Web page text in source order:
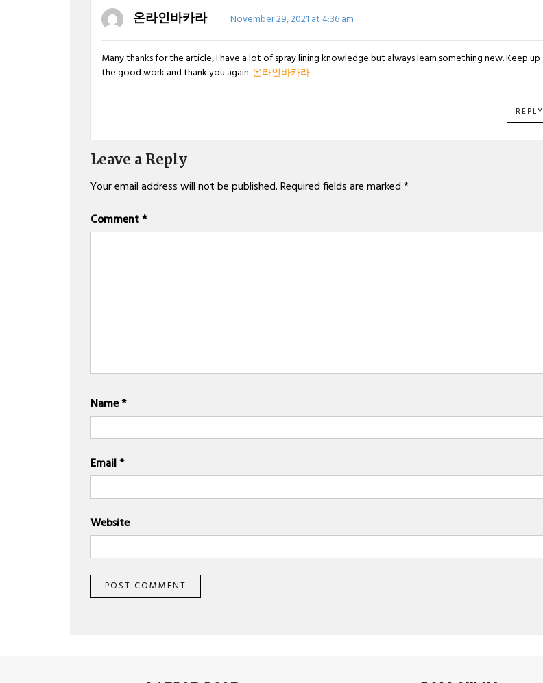
온라인바카라 November 29, 2021 at 4:36 am
Many thanks for the article, I have a lot of spray lining knowledge but always learn something new. Keep up
the good work and thank you again.온라인바카라
REPLY
Leave a Reply
Your email address will not be published.Required fields are marked*
Comment*
Name*
Email*
Website